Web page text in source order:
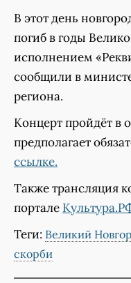
В этот день
погиб в годы
исполнением
сообщили в
региона.
Концерт пройдёт в
предполагает
ссылке.
Также трансляция
портале
Теги: Великий
скорби